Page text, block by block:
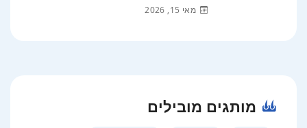
מאי 15, 2026
מותגים מובילים